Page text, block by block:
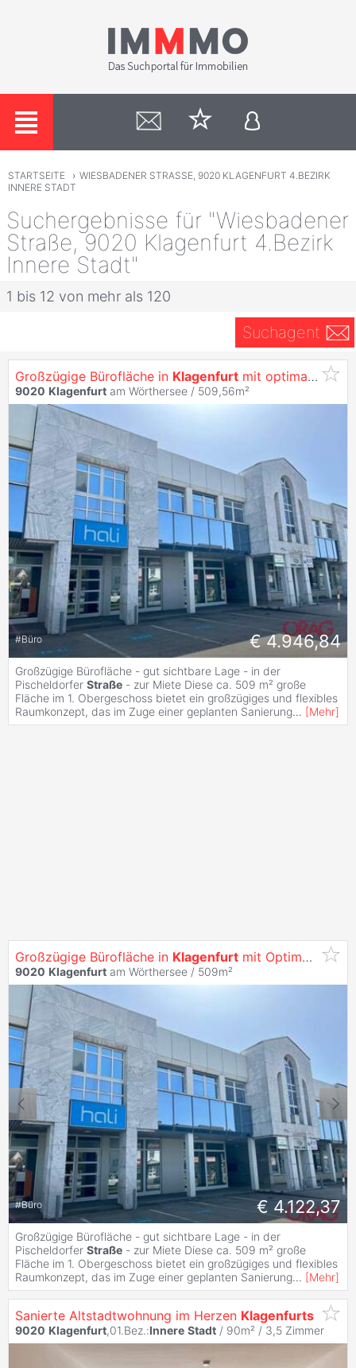
STARTSEITE › WIESBADENER STRASSE, 9020 KLAGENFURT 4.BEZIRK
INNERE STADT
Suchergebnisse für "Wiesbadener
Straße, 9020 Klagenfurt 4.Bezirk
Innere Stadt"
1 bis 12 von mehr als 120
Suchagent
Großzügige Bürofläche in Klagenfurt mit optimaler Werbewirksamkeit -
9020 Klagenfurt am Wörthersee / 509,56m²
#Büro € 4.946,84
Großzügige Bürofläche - gut sichtbare Lage - in der
Pischeldorfer Straße - zur Miete Diese ca. 509 m² große
Fläche im 1. Obergeschoss bietet ein großzügiges und flexibles
Raumkonzept, das im Zuge einer geplanten Sanierung... [Mehr]
Großzügige Bürofläche in Klagenfurt mit Optimaler Werbewirksamkeit -
9020 Klagenfurt am Wörthersee / 509m²
#Büro € 4.122,37
Großzügige Bürofläche - gut sichtbare Lage - in der
Pischeldorfer Straße - zur Miete Diese ca. 509 m² große
Fläche im 1. Obergeschoss bietet ein großzügiges und flexibles
Raumkonzept, das im Zuge einer geplanten Sanierung... [Mehr]
Sanierte Altstadtwohnung im Herzen Klagenfurts
9020 Klagenfurt,01.Bez.:Innere Stadt / 90m² / 3,5 Zimmer